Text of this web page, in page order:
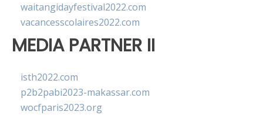
waitangidayfestival2022.com
vacancesscolaires2022.com
MEDIA PARTNER II
isth2022.com
p2b2pabi2023-makassar.com
wocfparis2023.org